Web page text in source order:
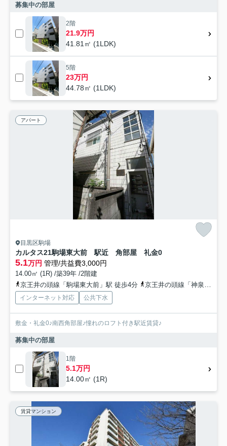
募集中の部屋
2階
21.9万円
41.81㎡ (1LDK)
5階
23万円
44.78㎡ (1LDK)
アパート
目黒区駒場
カルタス21駒場東大前 駅近 角部屋 礼金0
5.1万円 管理/共益費3,000円
14.00㎡ (1R) /築39年 /2階建
京王井の頭線「駒場東大前」駅 徒歩4分
京王井の頭線「神泉」駅 徒歩16分
インターネット対応 公共下水
敷金・礼金0♪南西角部屋♪憧れのロフト付き駅近賃貸♪
募集中の部屋
1階
5.1万円
14.00㎡ (1R)
賃貸マンション